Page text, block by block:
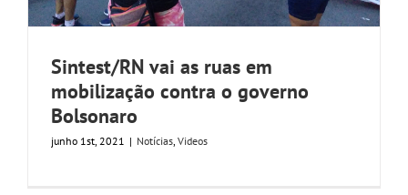
Sintest/RN vai as ruas em
mobilização contra o governo
Bolsonaro
junho 1st, 2021 | Notícias Videos